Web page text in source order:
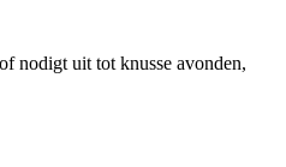
nodigt uit tot knusse avonden,